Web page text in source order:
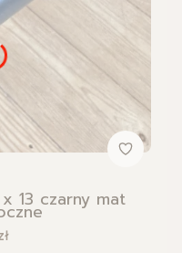
13 czarny mat